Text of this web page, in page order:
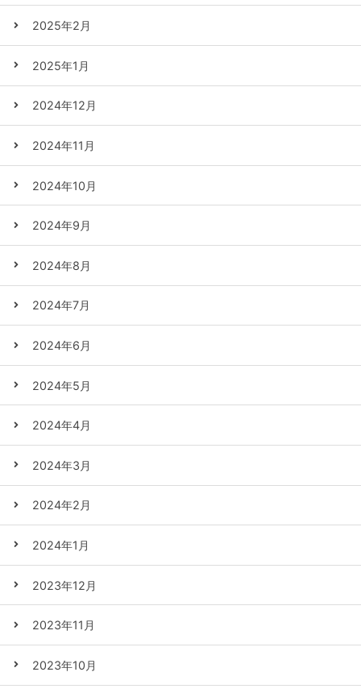
2025年2月
2025年1月
2024年12月
2024年11月
2024年10月
2024年9月
2024年8月
2024年7月
2024年6月
2024年5月
2024年4月
2024年3月
2024年2月
2024年1月
2023年12月
2023年11月
2023年10月